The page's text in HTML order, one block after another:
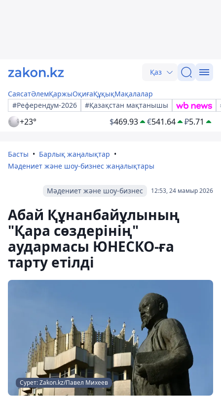
Қаз
СаясатӘлемҚаржыОқиғаҚұқықМақалалар
#Референдум-2026
#Қазақстан мақтанышы
+23° $469.93 €541.64 ₽5.71
Басты
Барлық жаңалықтар
Мәдениет және шоу-бизнес жаңалықтары
12:53, 24 мамыр 2026
Мәдениет және шоу-бизнес
Абай Құнанбайұлының
"Қара сөздерінің"
аудармасы ЮНЕСКО-ға
тарту етілді
Сурет: Zakon.kz/Павел Михеев